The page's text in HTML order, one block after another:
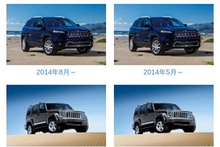
2014年8月～ 2014年5月～